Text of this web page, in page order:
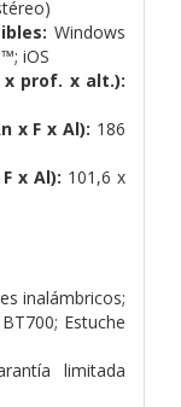
Windows
iOS
x prof. x alt.):
x F x Al): 186
x Al): 101,6 x
inalámbricos;
Estuche
limitada